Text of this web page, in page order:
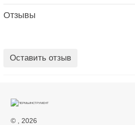
Отзывы
Оставить отзыв
©
, 2026